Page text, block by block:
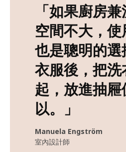
「如果廚房
空間不大，
也是聰明的
衣服後，把洗
起，放進抽屜
以。」
Manuela Engström
室內設計師